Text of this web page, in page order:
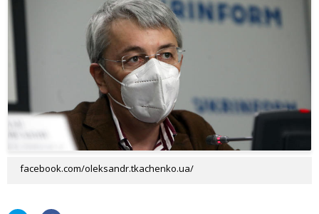
facebook.com/oleksandr.tkachenko.ua/